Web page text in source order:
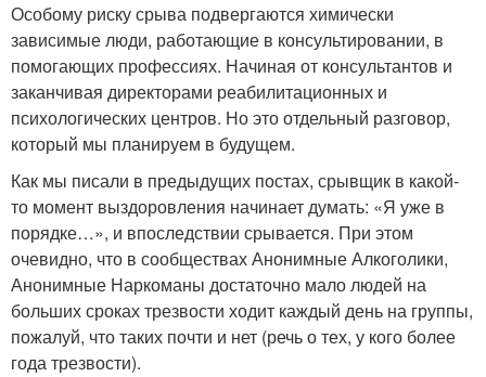
Особому риску срыва подвергаются химически
зависимые люди, работающие в консультировании, в
помогающих профессиях. Начиная от консультантов и
заканчивая директорами реабилитационных и
психологических центров. Но это отдельный разговор,
который мы планируем в будущем.
Как мы писали в предыдущих постах, срывщик в какой-
то момент выздоровления начинает думать: «Я уже в
порядке…», и впоследствии срывается. При этом
очевидно, что в сообществах Анонимные Алкоголики,
Анонимные Наркоманы достаточно мало людей на
больших сроках трезвости ходит каждый день на группы,
пожалуй, что таких почти и нет (речь о тех, у кого более
года трезвости).